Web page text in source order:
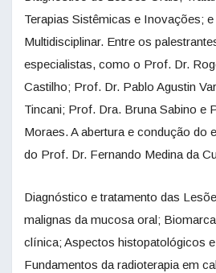
Terapias Sistêmicas e Inovações;
Multidisciplinar. Entre os
especialistas, como o Prof. Dr.
Castilho; Prof. Dr. Pablo Agustin
Tincani; Prof. Dra. Bruna Sabino e
Moraes. A abertura e condução do
do Prof. Dr. Fernando Medina da
Diagnóstico e tratamento das
malignas da mucosa oral;
clínica; Aspectos histopatológicos
Fundamentos da radioterapia em